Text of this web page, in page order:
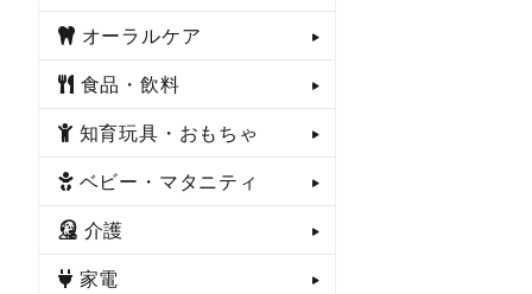
オーラルケア
食品・飲料
知育玩具・おもちゃ
ベビー・マタニティ
介護
家電